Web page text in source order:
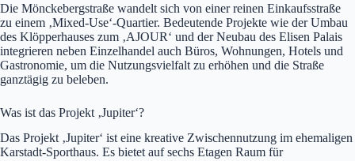
Die Mönckebergstraße wandelt sich von einer reinen Einkaufsstraße
zu einem ‚Mixed-Use‘-Quartier. Bedeutende Projekte wie der Umbau
des Klöpperhauses zum ‚AJOUR‘ und der Neubau des Elisen Palais
integrieren neben Einzelhandel auch Büros, Wohnungen, Hotels und
Gastronomie, um die Nutzungsvielfalt zu erhöhen und die Straße
ganztägig zu beleben.
Was ist das Projekt ‚Jupiter‘?
Das Projekt ‚Jupiter‘ ist eine kreative Zwischennutzung im ehemaligen
Karstadt-Sporthaus. Es bietet auf sechs Etagen Raum für